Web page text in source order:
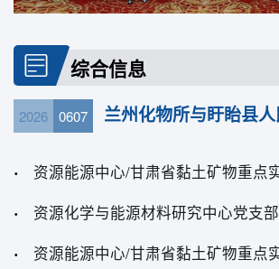
综合信息
兰州化物所与盱眙县
2026 0607
资源化学与能源材料研究中心党支